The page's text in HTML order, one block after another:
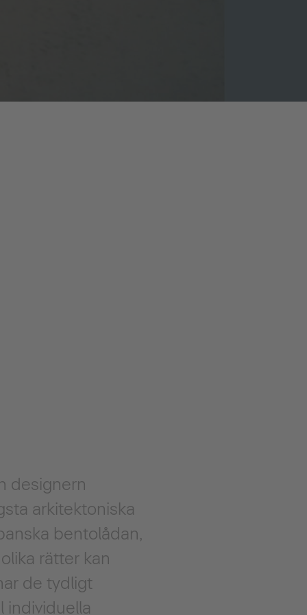
designern
arkitektoniska
bentolådan,
rätter kan
de tydligt
individuella